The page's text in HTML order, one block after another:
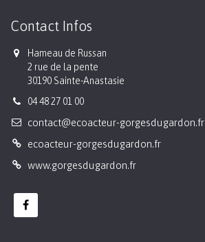
Contact Infos
Hameau de Russan
2 rue de la pente
30190 Sainte-Anastasie
04 48 27 01 00
contact@ecoacteur-gorgesdugardon.fr
ecoacteur-gorgesdugardon.fr
www.gorgesdugardon.fr